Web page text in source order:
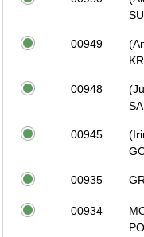
00949
00948
00945
00935
00934